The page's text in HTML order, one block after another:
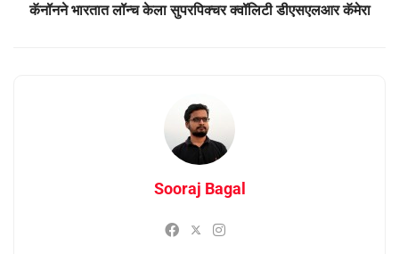
कॅनॉनने भारतात लॉन्च केला सुपरपिक्चर क्वॉलिटी डीएसएलआर कॅमेरा
Sooraj Bagal